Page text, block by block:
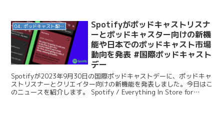
04. ポッドキャスト配信・制作等
Spotifyがポッドキャストリスナ
ーとポッドキャスター向けの新機
能や日本でのポッドキャスト市場
動向を発表 #国際ポッドキャスト
デー
Spotifyが2023年9月30日の国際ポッドキャストデーに、ポッドキャ
ストリスナーとクリエイター向けの新機能を発表しました。今日はこ
のニュースを紹介します。 Spotify / Everything In Store for